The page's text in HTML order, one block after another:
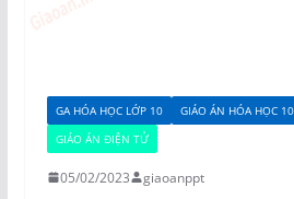
GA HÓA HỌC LỚP 10 GIÁO ÁN HÓA HỌC
GIÁO ÁN ĐIỆN TỬ
05/02/2023 giaoanppt